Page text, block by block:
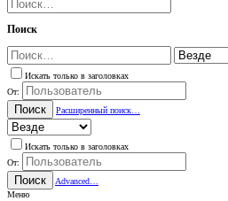
Поиск
Искать только в заголовках
От:
Поиск Расширенный поиск…
Искать только в заголовках
От:
Поиск
Advanced…
Меню